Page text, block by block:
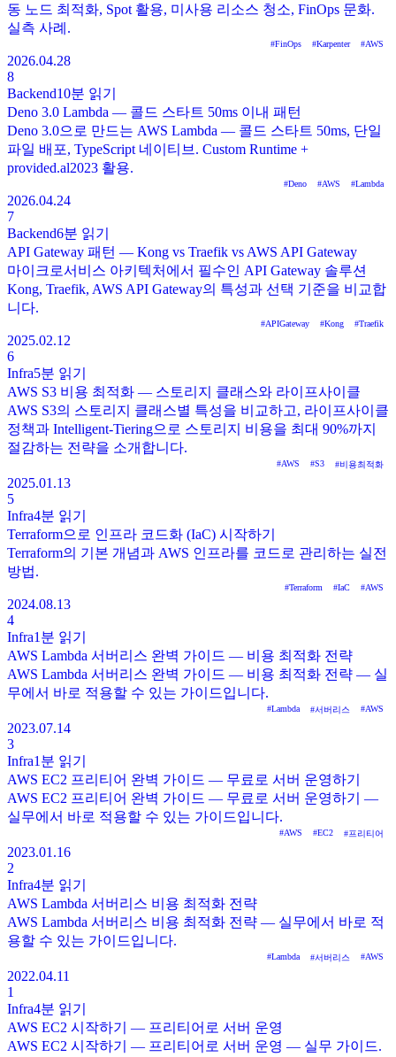
동 노드 최적화, Spot 활용, 미사용 리소스 청소, FinOps 문화.
실측 사례.
#FinOps #Karpenter #AWS
2026.04.28
8
Backend10분 읽기
Deno 3.0 Lambda — 콜드 스타트 50ms 이내 패턴
Deno 3.0으로 만드는 AWS Lambda — 콜드 스타트 50ms, 단일
파일 배포, TypeScript 네이티브. Custom Runtime +
provided.al2023 활용.
#Deno #AWS #Lambda
2026.04.24
7
Backend6분 읽기
API Gateway 패턴 — Kong vs Traefik vs AWS API Gateway
마이크로서비스 아키텍처에서 필수인 API Gateway 솔루션
Kong, Traefik, AWS API Gateway의 특성과 선택 기준을 비교합
니다.
#APIGateway #Kong #Traefik
2025.02.12
6
Infra5분 읽기
AWS S3 비용 최적화 — 스토리지 클래스와 라이프사이클
AWS S3의 스토리지 클래스별 특성을 비교하고, 라이프사이클
정책과 Intelligent-Tiering으로 스토리지 비용을 최대 90%까지
절감하는 전략을 소개합니다.
#AWS #S3 #비용최적화
2025.01.13
5
Infra4분 읽기
Terraform으로 인프라 코드화 (IaC) 시작하기
Terraform의 기본 개념과 AWS 인프라를 코드로 관리하는 실전
방법.
#Terraform #IaC #AWS
2024.08.13
4
Infra1분 읽기
AWS Lambda 서버리스 완벽 가이드 — 비용 최적화 전략
AWS Lambda 서버리스 완벽 가이드 — 비용 최적화 전략 — 실
무에서 바로 적용할 수 있는 가이드입니다.
#Lambda #서버리스 #AWS
2023.07.14
3
Infra1분 읽기
AWS EC2 프리티어 완벽 가이드 — 무료로 서버 운영하기
AWS EC2 프리티어 완벽 가이드 — 무료로 서버 운영하기 —
실무에서 바로 적용할 수 있는 가이드입니다.
#AWS #EC2 #프리티어
2023.01.16
2
Infra4분 읽기
AWS Lambda 서버리스 비용 최적화 전략
AWS Lambda 서버리스 비용 최적화 전략 — 실무에서 바로 적
용할 수 있는 가이드입니다.
#Lambda #서버리스 #AWS
2022.04.11
1
Infra4분 읽기
AWS EC2 시작하기 — 프리티어로 서버 운영
AWS EC2 시작하기 — 프리티어로 서버 운영 — 실무 가이드.